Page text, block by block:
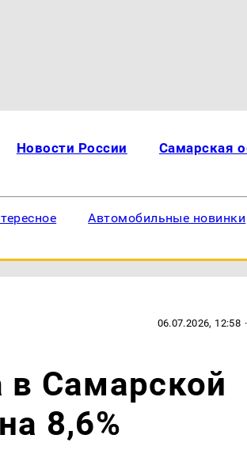
Новости России Самарская
Автомобильные новинки
06.07.2026, 12:58 ·
в Самарской
8,6%